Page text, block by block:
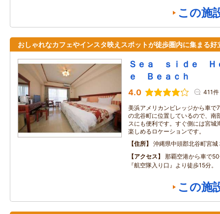
この施
おしゃれなカフェやインスタ映えスポットが徒歩圏内に集まる好
Ｓｅａ ｓｉｄｅ Ｈ
ｅ Ｂｅａｃｈ
4.0 411件
美浜アメリカンビレッジから車で
の北谷町に位置しているので、南
スにも便利です。すぐ側には宮城
楽しめるロケーションです。
住所
沖縄県中頭郡北谷町宮城
アクセス
那覇空港から車で
『航空隊入り口』より徒歩15分。
この施